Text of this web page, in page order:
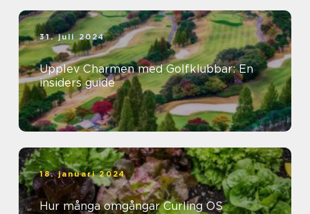
31. juli 2024
Upplev Charmen med Golfklubbar: En
insiders guide
18. januari 2024
Hur många omgångar Curling OS